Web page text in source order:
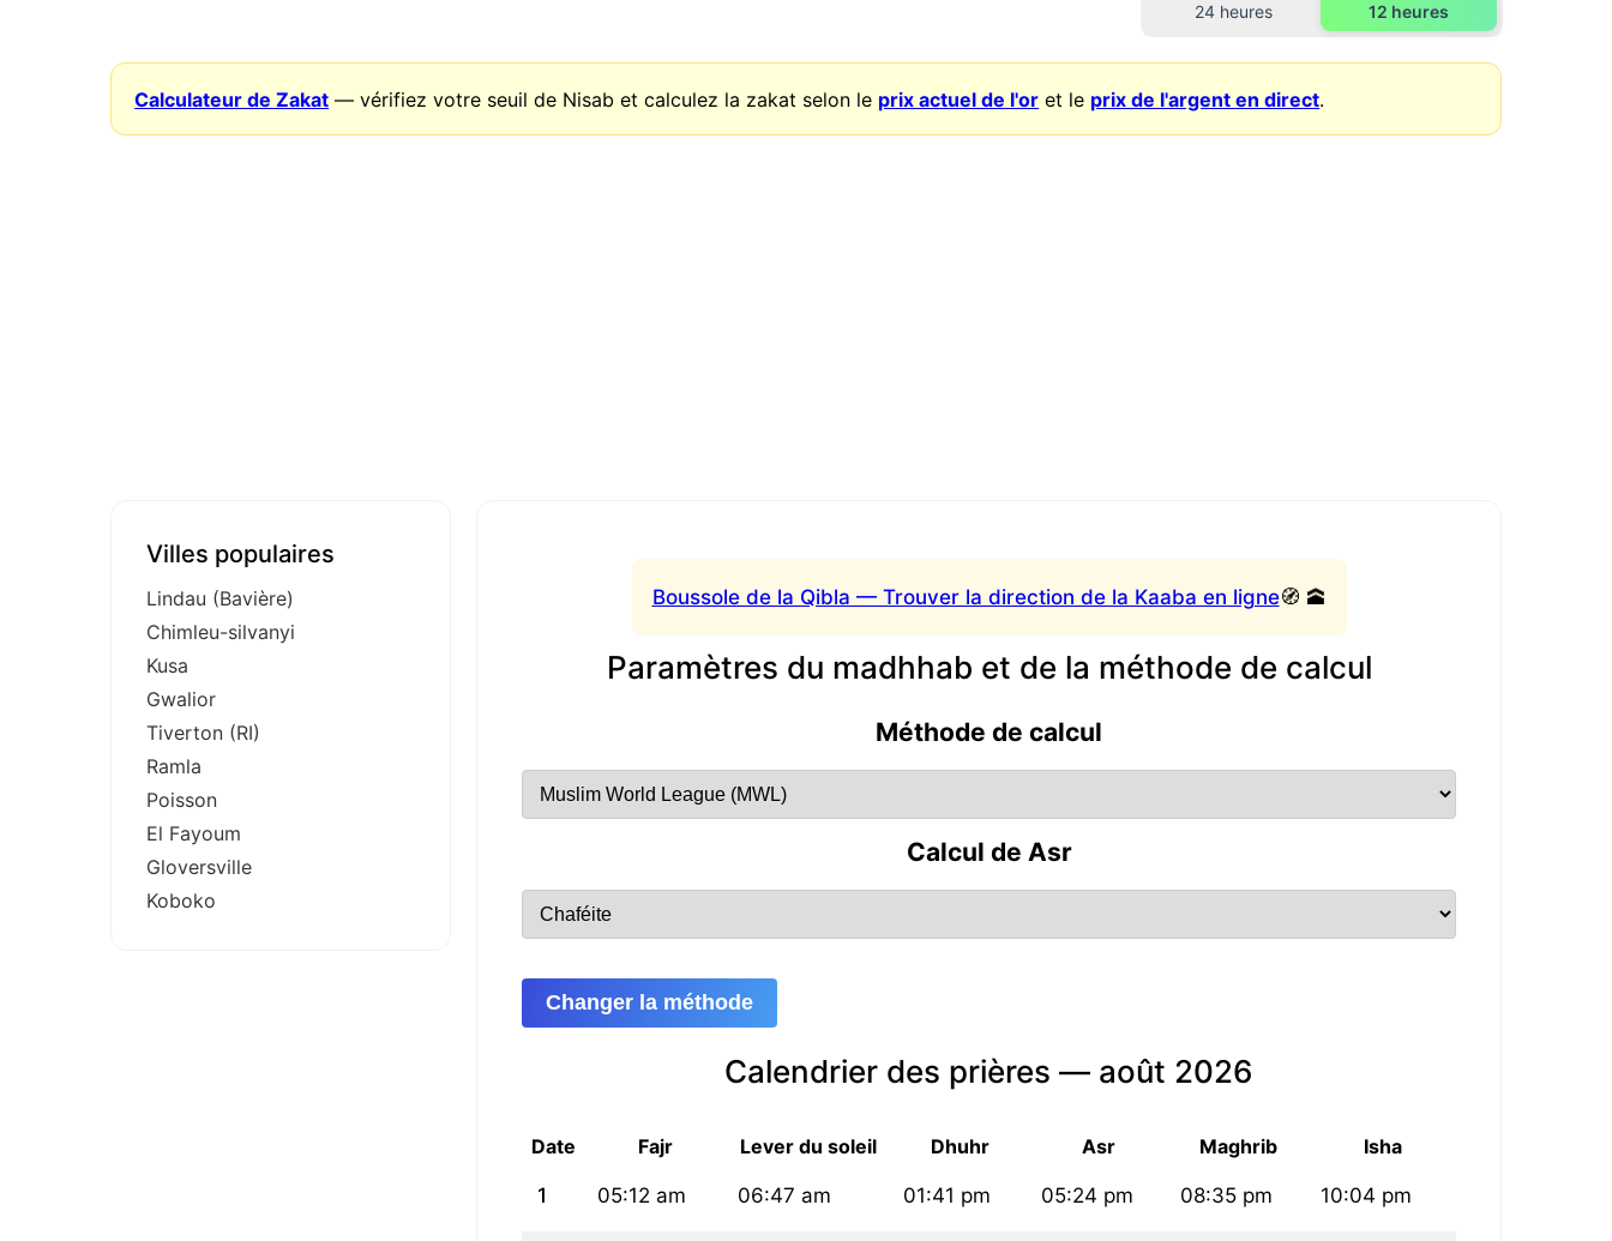
24 heures 12 heures
Calculateur de Zakat — vérifiez votre seuil de Nisab et calculez la zakat selon le prix actuel de l'or et le prix de l'argent en direct.
Boussole de la Qibla — Trouver la direction de la Kaaba en ligne🧭 🕋
Paramètres du madhhab et de la méthode de calcul
Méthode de calcul
Calcul de Asr
Changer la méthode
Calendrier des prières — août 2026
Date Fajr Lever du soleil Dhuhr Asr Maghrib Isha
1 05:12 am 06:47 am 01:41 pm 05:24 pm 08:35 pm 10:04 pm
Villes populaires
Lindau (Bavière)
Chimleu-silvanyi
Kusa
Gwalior
Tiverton (RI)
Ramla
Poisson
El Fayoum
Gloversville
Koboko